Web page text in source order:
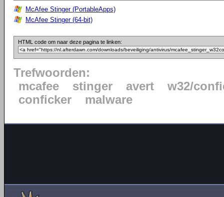
McAfee Stinger (PortableApps)
McAfee Stinger (64-bit)
HTML code om naar deze pagina te linken:
Trefwoorden:
mcafee
stinger avert
w32/
conficker
malware